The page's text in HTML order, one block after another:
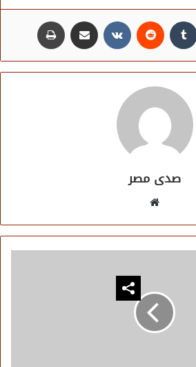
لينكدإن مشاركة عبر البريد
صدى مصر